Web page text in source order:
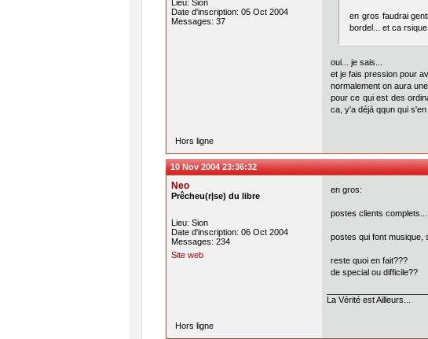
Lieu: Sion
Date d'inscription: 05 Oct 2004
Messages: 37
en gros faudrai
bordel... et ca rsique
oui... je sais...
et je fais pression pour
normalement on aura
pour ce qui est des
ca, y'a déjà qqun qui s'en
Hors ligne
10 Nov 2004 23:36:32
Neo
Prêcheu(r|se) du libre
Lieu: Sion
Date d'inscription: 06 Oct 2004
Messages: 234
Site web
en gros:
postes clients
postes qui font musique,
reste quoi en fait???
de special ou difficile??
La Vérité est Ailleurs...
Hors ligne